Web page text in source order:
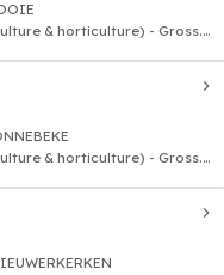
& horticulture) - Gross.
& horticulture) - Gross.